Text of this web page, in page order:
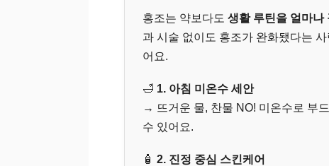
홍조는 약보다도 생활 루틴을 얼마나
과 시술 없이도 홍조가 완화됐다는
어요.
🛁 1. 아침 미온수 세안
→ 뜨거운 물, 찬물 NO! 미온수로 부
수 있어요.
🧴 2. 진정 중심 스킨케어